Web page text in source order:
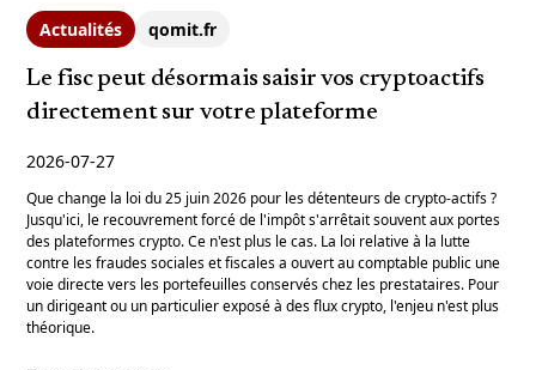
Actualités qomit.fr
Le fisc peut désormais saisir vos cryptoactifs
directement sur votre plateforme
2026-07-27
Que change la loi du 25 juin 2026 pour les détenteurs de crypto-actifs ?
Jusqu'ici, le recouvrement forcé de l'impôt s'arrêtait souvent aux portes
des plateformes crypto. Ce n'est plus le cas. La loi relative à la lutte
contre les fraudes sociales et fiscales a ouvert au comptable public une
voie directe vers les portefeuilles conservés chez les prestataires. Pour
un dirigeant ou un particulier exposé à des flux crypto, l'enjeu n'est plus
théorique.